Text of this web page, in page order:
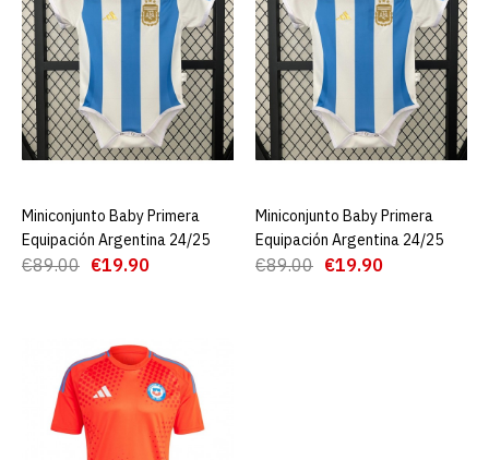
€89.99 €22.00
AGREGAR AL CARRO
ADD TO WISHLIST
Camiseta Brasil Edición
AGREGAR AL CARRO
Miniconjunto Baby Primera
Equipación Argentina 24/25
€89.00 €19.90
AGREGAR AL CARRO
Miniconjunto Baby Primera
Equipación Argentina 24/25
€89.00 €19.90